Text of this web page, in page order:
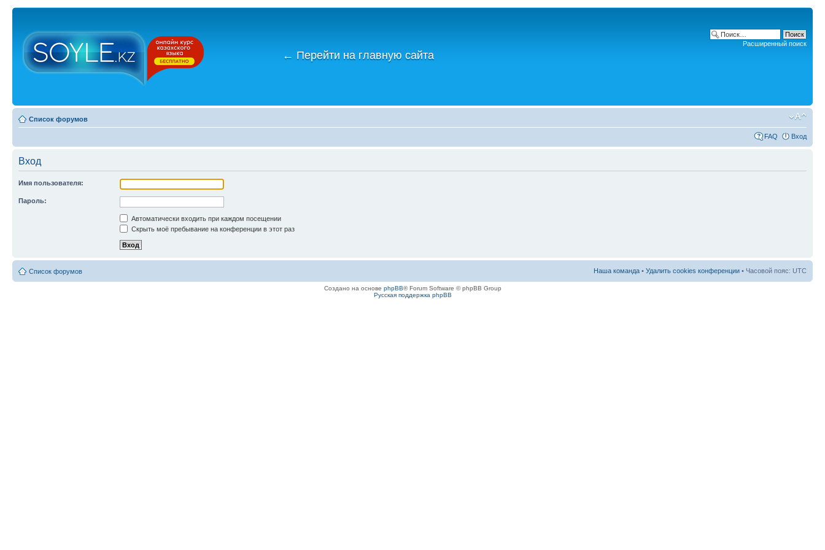
← Перейти на главную сайта
Расширенный поиск
Список форумов
FAQ Вход
Вход
Имя пользователя:
Пароль:
Автоматически входить при каждом посещении
Скрыть моё пребывание на конференции в этот раз
Список форумов Наша команда • Удалить cookies конференции • Часовой пояс: UTC
Создано на основе phpBB® Forum Software © phpBB Group
Русская поддержка phpBB